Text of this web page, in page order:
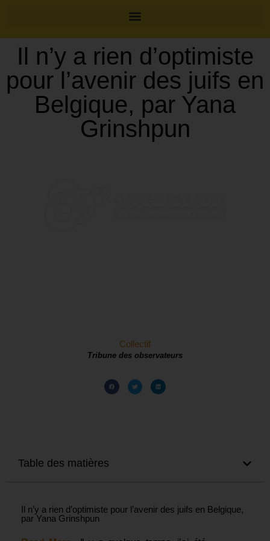
Il n’y a rien d’optimiste
pour l’avenir des juifs en
Belgique, par Yana
Grinshpun
Collectif
Tribune des observateurs
Table des matières
Il n’y a rien d’optimiste pour l’avenir des juifs en Belgique,
par Yana Grinshpun